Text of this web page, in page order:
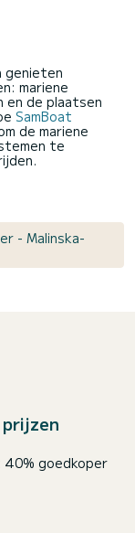
genieten
mariene
en de plaatsen
SamBoat
de mariene
te
- Malinska-
40% goedkoper